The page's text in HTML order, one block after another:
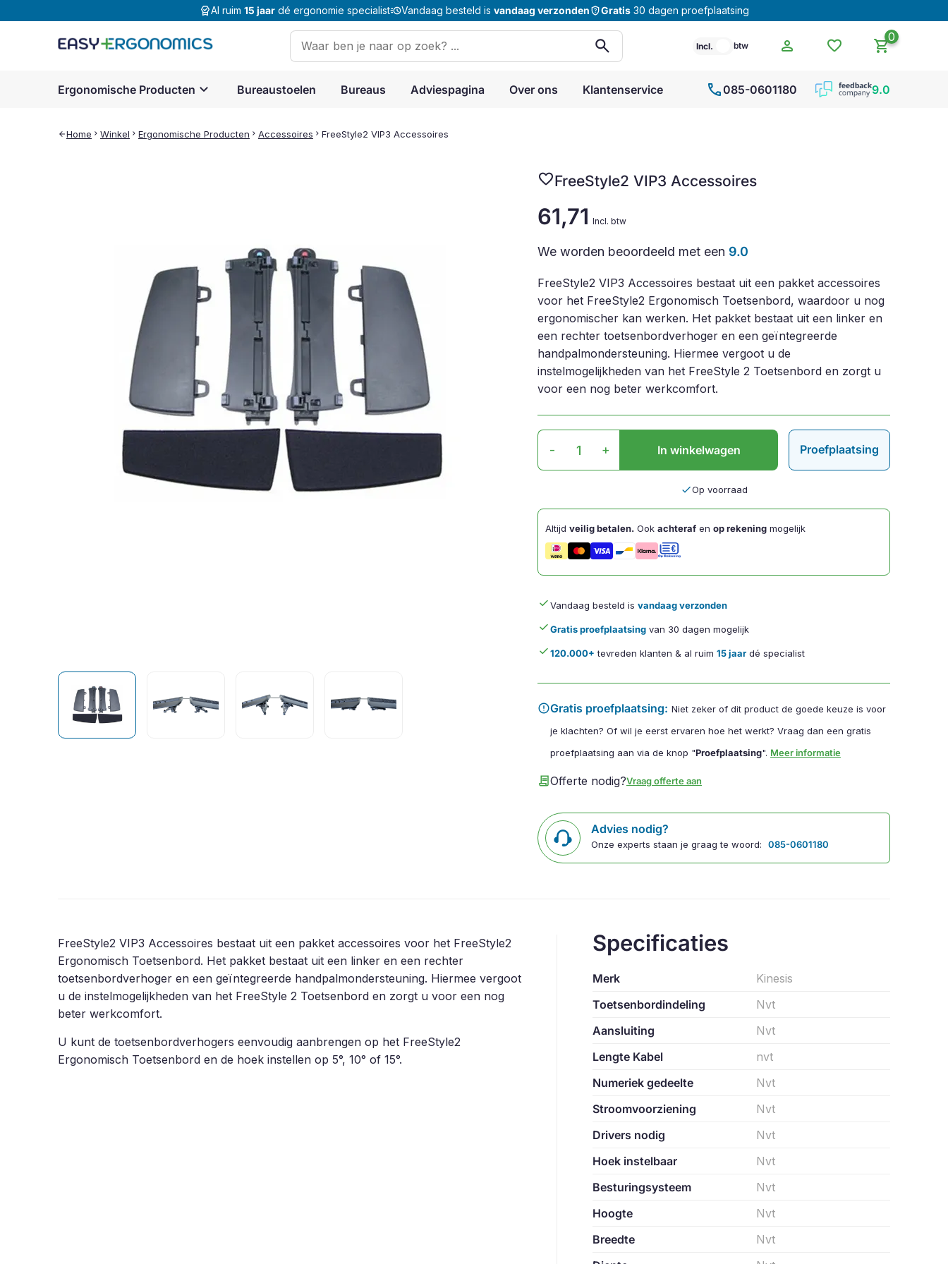
editor_choiceAl ruim 15 jaardé ergonomie specialistacuteVandaag besteld is vandaag verzondenshield_questionGratis30 dagen proefplaatsing
Zoeken
naar:
search Incl. btw person favorite 0
shopping_cart
Ergonomische Producten expand_more Bureaustoelen Bureaus Adviespagina Over ons Klantenservice call085-0601180 9.0
arrow_backHome chevron_right Winkel chevron_right Ergonomische Producten chevron_right Accessoires chevron_right FreeStyle2 VIP3 Accessoires
favoriteFreeStyle2 VIP3 Accessoires
61,71 Incl. btw
We worden beoordeeld met een 9.0
FreeStyle2 VIP3 Accessoires bestaat uit een pakket accessoires
voor het FreeStyle2 Ergonomisch Toetsenbord, waardoor u nog
ergonomischer kan werken. Het pakket bestaat uit een linker en
een rechter toetsenbordverhoger en een geïntegreerde
handpalmondersteuning. Hiermee vergoot u de
instelmogelijkheden van het FreeStyle 2 Toetsenbord en zorgt u
voor een nog beter werkcomfort.
FreeStyle2
VIP3
Accessoires
- + In winkelwagen Proefplaatsing
doneOp voorraad
Altijd veilig betalen. Ook achteraf en op rekening mogelijk
doneVandaag besteld is vandaag verzonden
doneGratis proefplaatsing van 30 dagen mogelijk
done120.000+ tevreden klanten & al ruim 15 jaar dé specialist
errorGratis proefplaatsing: Niet zeker of dit product de goede keuze is voor
je klachten? Of wil je eerst ervaren hoe het werkt? Vraag dan een gratis
proefplaatsing aan via de knop "Proefplaatsing". Meer informatie
contractOfferte nodig?Vraag offerte aan
Advies nodig?
Onze experts staan je graag te woord: 085-0601180
FreeStyle2 VIP3 Accessoires bestaat uit een pakket accessoires voor het FreeStyle2
Ergonomisch Toetsenbord. Het pakket bestaat uit een linker en een rechter
toetsenbordverhoger en een geïntegreerde handpalmondersteuning. Hiermee vergoot
u de instelmogelijkheden van het FreeStyle 2 Toetsenbord en zorgt u voor een nog
beter werkcomfort.
U kunt de toetsenbordverhogers eenvoudig aanbrengen op het FreeStyle2
Ergonomisch Toetsenbord en de hoek instellen op 5°, 10° of 15°.
Specificaties
Merk
Kinesis
Toetsenbordindeling
Nvt
Aansluiting
Nvt
Lengte Kabel
nvt
Numeriek gedeelte
Nvt
Stroomvoorziening
Nvt
Drivers nodig
Nvt
Hoek instelbaar
Nvt
Besturingsysteem
Nvt
Hoogte
Nvt
Breedte
Nvt